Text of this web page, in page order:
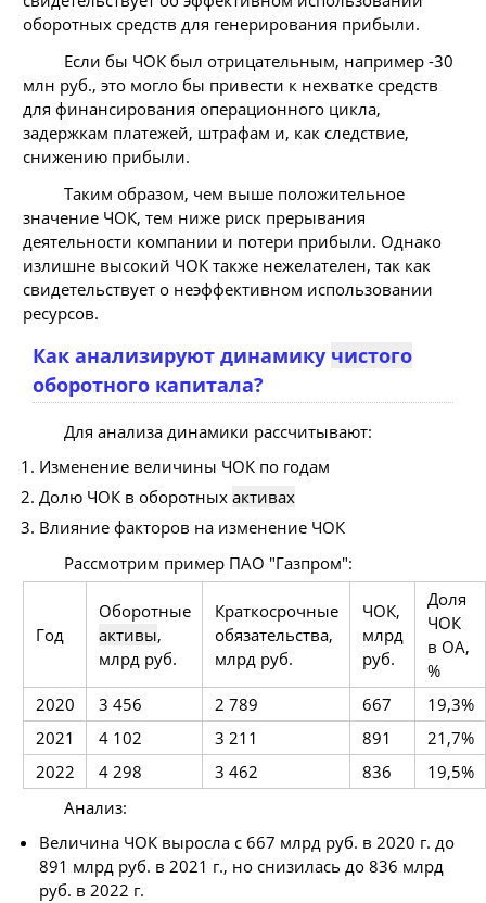
оборотных средств для генерирования прибыли.
Если бы ЧОК был отрицательным, например -30
млн руб., это могло бы привести к нехватке средств
для финансирования операционного цикла,
задержкам платежей, штрафам и, как следствие,
снижению прибыли.
Таким образом, чем выше положительное
значение ЧОК, тем ниже риск прерывания
деятельности компании и потери прибыли. Однако
излишне высокий ЧОК также нежелателен, так как
свидетельствует о неэффективном использовании
ресурсов.
Как анализируют динамику чистого
оборотного капитала?
Для анализа динамики рассчитывают:
Изменение величины ЧОК по годам
Долю ЧОК в оборотных активах
Влияние факторов на изменение ЧОК
Рассмотрим пример ПАО "Газпром":
Год
Оборотные
активы,
млрд руб.
Краткосрочные
обязательства,
млрд руб.
ЧОК,
млрд
руб.
Доля
ЧОК
в ОА,
%
2020
3 456 2 789 667
19,3%
2021
4 102 3 211 891
21,7%
2022
4 298 3 462 836
19,5%
Анализ:
Величина ЧОК выросла с 667 млрд руб. в 2020 г. до
891 млрд руб. в 2021 г., но снизилась до 836 млрд
руб. в 2022 г.